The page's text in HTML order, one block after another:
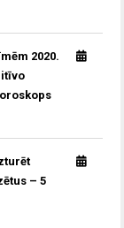
2020.
– 5